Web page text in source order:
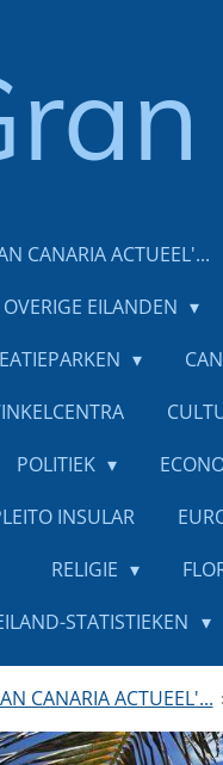
CANARIA ACTUEEL'...
OVERIGE EILANDEN
POLITIEK
INSULAR
RELIGIE
STATISTIEKEN
CANARIA ACTUEEL'...